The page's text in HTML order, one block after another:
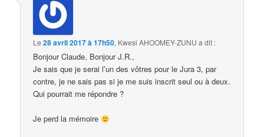
Le28 avril 2017 à 17h50, Kwesi AHOOMEY-ZUNU a dit :
Bonjour Claude, Bonjour J.R.,
Je sais que je serai l’un des vôtres pour le Jura 3, par
contre, je ne sais pas si je me suis inscrit seul ou à deux.
Qui pourrait me répondre ?
Je perd la mémoire